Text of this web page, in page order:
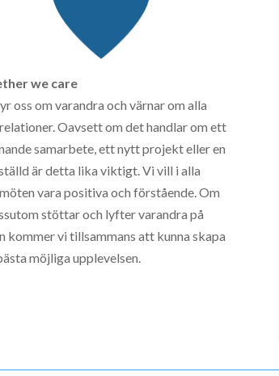
we care
oss om varandra och värnar om alla
Oavsett om det handlar om ett
samarbete, ett nytt projekt eller en
ärdetta lika viktigt. Vi vill i alla
möten vara positiva och förstående. Om
stöttar och lyfter varandra på
kommer vi tillsammans att kunna skapa
möjliga upplevelsen.